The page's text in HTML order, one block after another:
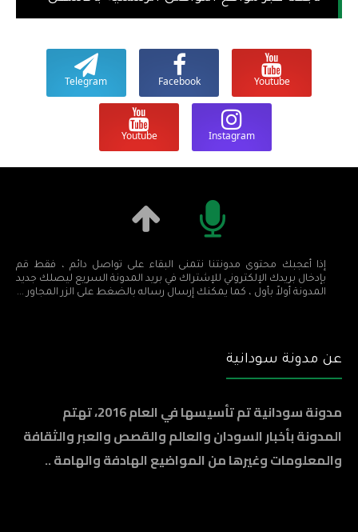
Youtube
Facebook
Telegram
Instagram
Youtube
إذا أعجبك محتوى مدونتنا نتمنى البقاء على تواصل دائم ، فقط قم
بإدخال بريدك الإلكتروني للإشتراك في بريد المدونة السريع ليصلك جديد
المدونة أولاً بأول ، كما يمكنك إرسال رساله بالضغط على الزر المجاور ...
عن مدونة سودانية
مدونة سودانية تم تأسيسها في العام 2016، تهتم
المدونة بأخبار السودان والعالم والقصص والعبر والثقافة
والمعلومات وغيرها من المواضيع الهادفة والهامة ..